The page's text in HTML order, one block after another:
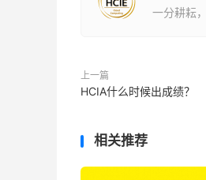
一分耕耘
上一篇
HCIA什么时候出成绩？
相关推荐